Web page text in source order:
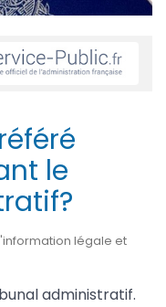
le
légale et
administratif.